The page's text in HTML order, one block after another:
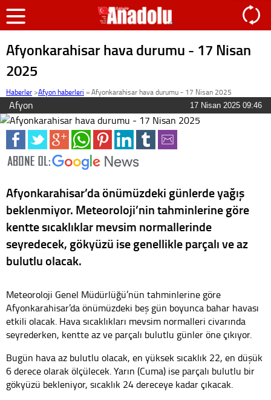
Afyonkarahisar hava durumu - 17 Nisan
2025
Haberler >Afyon haberleri »Afyonkarahisar hava durumu - 17 Nisan 2025
Afyon 17 Nisan 2025 09:46
Afyonkarahisar’da önümüzdeki günlerde yağış
beklenmiyor. Meteoroloji’nin tahminlerine göre
kentte sıcaklıklar mevsim normallerinde
seyredecek, gökyüzü ise genellikle parçalı ve az
bulutlu olacak.
Meteoroloji Genel Müdürlüğü’nün tahminlerine göre
Afyonkarahisar’da önümüzdeki beş gün boyunca bahar havası
etkili olacak. Hava sıcaklıkları mevsim normalleri civarında
seyrederken, kentte az ve parçalı bulutlu günler öne çıkıyor.
Bugün hava az bulutlu olacak, en yüksek sıcaklık 22, en düşük
6 derece olarak ölçülecek. Yarın (Cuma) ise parçalı bulutlu bir
gökyüzü bekleniyor, sıcaklık 24 dereceye kadar çıkacak.